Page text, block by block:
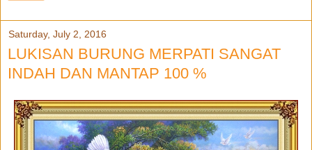
Saturday, July 2, 2016
LUKISAN BURUNG MERPATI SANGAT
INDAH DAN MANTAP 100 %